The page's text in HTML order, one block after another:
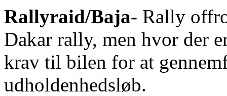
Rallyraid/Baja- Rally
Dakar rally, men hvor der
krav til bilen for at
udholdenhedsløb.